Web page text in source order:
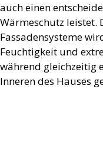
auch einen
Wärmeschutz leistet.
Fassadensysteme
Feuchtigkeit und
während gleichzeitig
Inneren des Hauses